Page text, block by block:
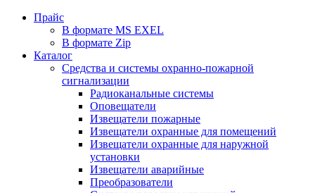
Прайс
В формате MS EXEL
В формате Zip
Каталог
Средства и системы охранно-пожарной
сигнализации
Радиоканальные системы
Оповещатели
Извещатели пожарные
Извещатели охранные для помещений
Извещатели охранные для наружной
установки
Извещатели аварийные
Преобразователи